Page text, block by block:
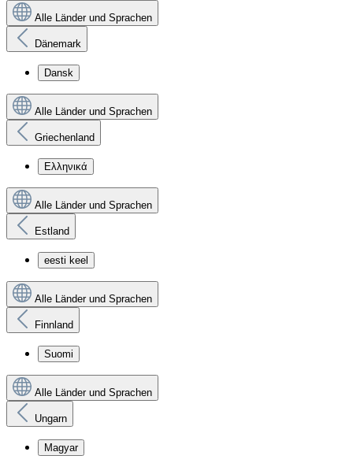
Alle Länder und Sprachen
Dänemark
Dansk
Alle Länder und Sprachen
Griechenland
Ελληνικά
Alle Länder und Sprachen
Estland
eesti keel
Alle Länder und Sprachen
Finnland
Suomi
Alle Länder und Sprachen
Ungarn
Magyar